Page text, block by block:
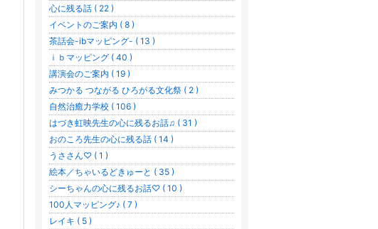
心に残る話 ( 22 )
イベントのご案内 ( 8 )
茶話会-ibマッピング- ( 13 )
ｉｂマッピング ( 40 )
講演会のご案内 ( 19 )
みつかる つながる ひろがる文化祭 ( 2 )
自然治癒力学校 ( 106 )
はづき虹映先生の心に残るお話♫ ( 31 )
おのころ先生の心に残る話 ( 14 )
うささん♡ ( 1 )
絵本／ちゃいるどきゅーと ( 35 )
シーちゃんの心に残るお話♡ ( 10 )
100人マッピング♪ ( 7 )
レイキ ( 5 )